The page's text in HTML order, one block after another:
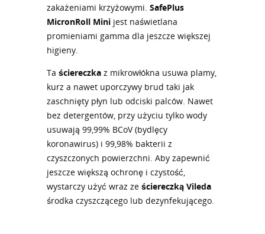
zakażeniami krzyżowymi. SafePlus
MicronRoll Mini jest naświetlana
promieniami gamma dla jeszcze większej
higieny.
Ta ściereczka z mikrowłókna usuwa plamy,
kurz a nawet uporczywy brud taki jak
zaschnięty płyn lub odciski palców. Nawet
bez detergentów, przy użyciu tylko wody
usuwają 99,99% BCoV (bydlęcy
koronawirus) i 99,98% bakterii z
czyszczonych powierzchni. Aby zapewnić
jeszcze większą ochronę i czystość,
wystarczy użyć wraz ze ściereczką Vileda
środka czyszczącego lub dezynfekującego.